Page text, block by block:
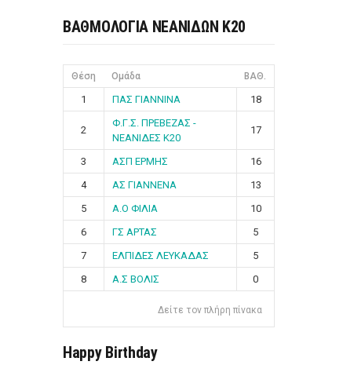
ΒΑΘΜΟΛΟΓΙΑ ΝΕΑΝΙΔΩΝ Κ20
Θέση Ομάδα ΒΑΘ.
1 ΠΑΣ ΓΙΑΝΝΙΝΑ 18
2
Φ.Γ.Σ. ΠΡΕΒΕΖΑΣ -
ΝΕΑΝΙΔΕΣ Κ20
17
3 ΑΣΠ ΕΡΜΗΣ
16
4
ΑΣ ΓΙΑΝΝΕΝΑ
13
5
Α.Ο ΦΙΛΙΑ
10
6
ΓΣ ΑΡΤΑΣ
5
7
ΕΛΠΙΔΕΣ ΛΕΥΚΑΔΑΣ
5
8
Α.Σ ΒΟΛΙΣ 0
Δείτε τον πλήρη πίνακα
Happy Birthday